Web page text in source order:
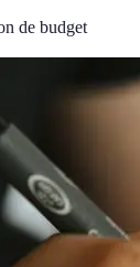
de budget